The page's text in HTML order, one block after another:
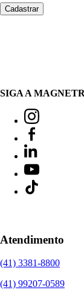
SIGA A
Atendimento
(41) 3381-8800
(41) 99207-0589